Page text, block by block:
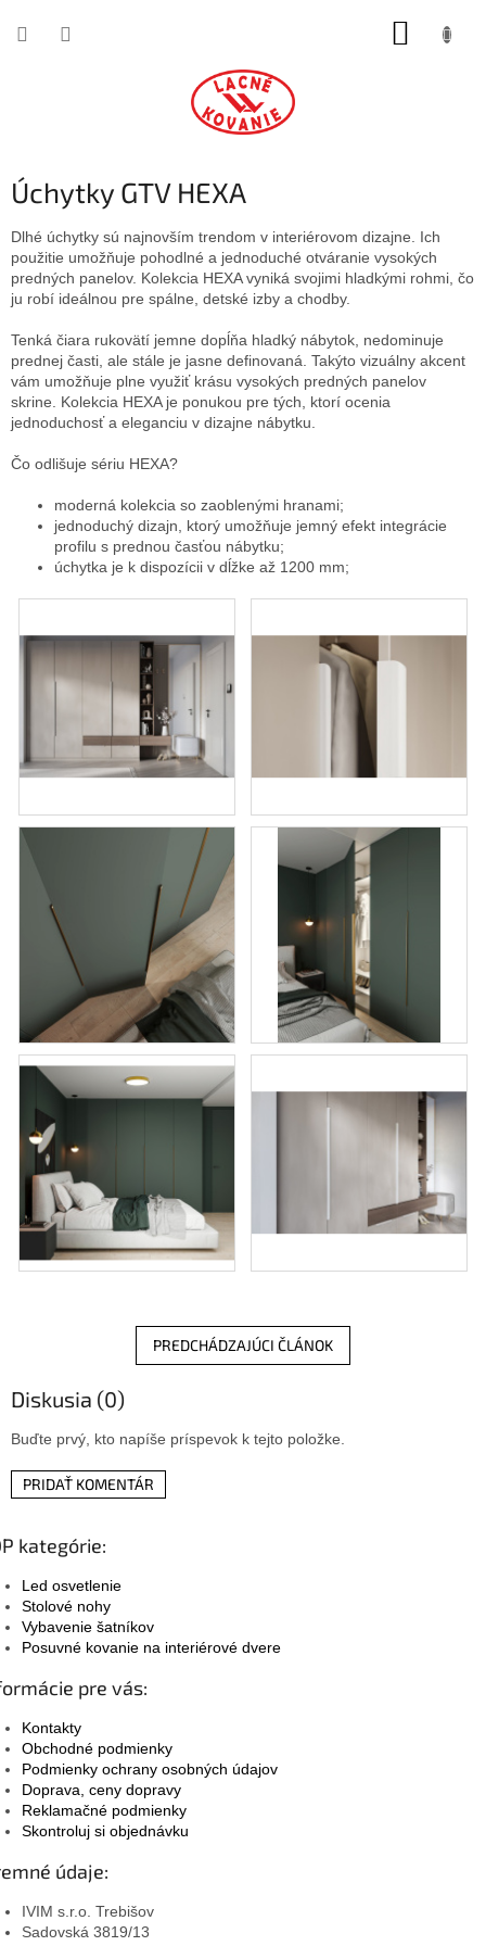
Úchytky GTV HEXA
Dlhé úchytky sú najnovším trendom v interiérovom dizajne. Ich
použitie umožňuje pohodlné a jednoduché otváranie vysokých
predných panelov. Kolekcia HEXA vyniká svojimi hladkými rohmi, čo
ju robí ideálnou pre spálne, detské izby a chodby.
Tenká čiara rukovätí jemne dopĺňa hladký nábytok, nedominuje
prednej časti, ale stále je jasne definovaná. Takýto vizuálny akcent
vám umožňuje plne využiť krásu vysokých predných panelov
skrine. Kolekcia HEXA je ponukou pre tých, ktorí ocenia
jednoduchosť a eleganciu v dizajne nábytku.
Čo odlišuje sériu HEXA?
moderná kolekcia so zaoblenými hranami;
jednoduchý dizajn, ktorý umožňuje jemný efekt integrácie
profilu s prednou časťou nábytku;
úchytka je k dispozícii v dĺžke až 1200 mm;
PREDCHÁDZAJÚCI ČLÁNOK
Diskusia (0)
Buďte prvý, kto napíše príspevok k tejto položke.
PRIDAŤ KOMENTÁR
kategórie:
Led osvetlenie
Stolové nohy
Vybavenie šatníkov
Posuvné kovanie na interiérové dvere
pre vás:
Kontakty
Obchodné podmienky
Podmienky ochrany osobných údajov
Doprava, ceny dopravy
Reklamačné podmienky
Skontroluj si objednávku
údaje:
IVIM s.r.o. Trebišov
Sadovská 3819/13